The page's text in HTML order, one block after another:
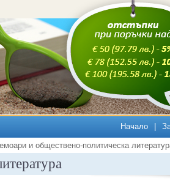
Начало
и обществено-политическа